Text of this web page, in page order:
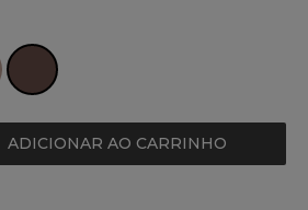
ADICIONAR AO CARRINHO